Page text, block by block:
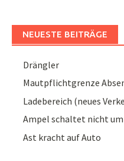
NEUESTE BEITRÄGE
Drängler
Mautpflichtgrenze
Ladebereich (neues
Ampel schaltet nicht um
Ast kracht auf Auto